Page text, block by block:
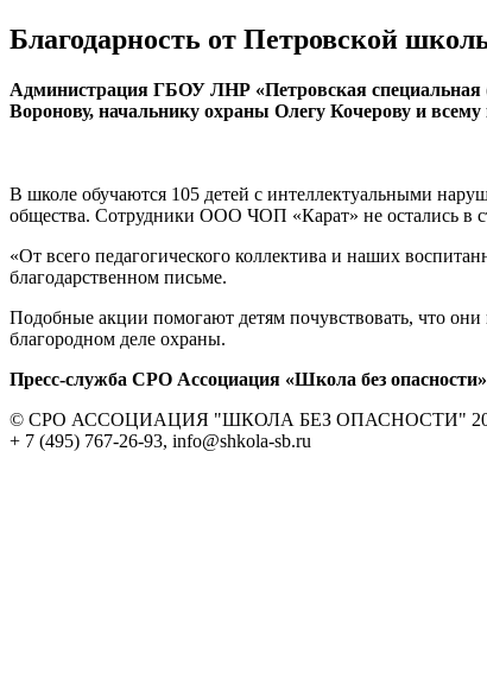
Благодарность от Петровской
Администрация ГБОУ ЛНР «Петровская
Воронову, начальнику охраны Олегу Кочерову и
В школе обучаются 105 детей с интеллектуальными
общества. Сотрудники ООО ЧОП «Карат» не остались в
«От всего педагогического коллектива и наших
благодарственном письме.
Подобные акции помогают детям почувствовать, что
благородном деле охраны.
Пресс-служба СРО Ассоциация «Школа без опасности»
© СРО АССОЦИАЦИЯ "ШКОЛА БЕЗ ОПАСНОСТИ"
+ 7 (495) 767-26-93, info@shkola-sb.ru